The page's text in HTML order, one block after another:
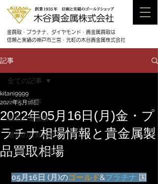
金買取・プラチナ、ダイヤモンド・貴金属買取は
信頼と実績の神戸市三宮・元町の木谷貴金属株式会社
記事
全ての記事
最新の金価格
最新のお知らせ
セールのご案内
全ての記事
2022年05月16日(月)金・プ
ラチナ相場情報と貴金属製
品買取相場
kitani9999
2022年5月16日
05月16日 (月)のゴールド&プラチナ 国